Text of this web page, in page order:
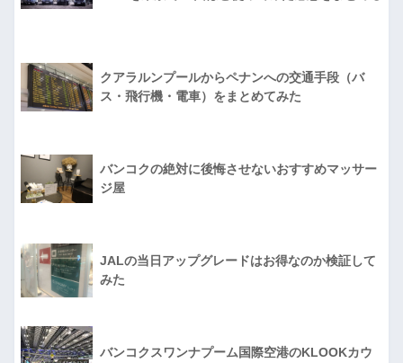
クアラルンプールからペナンへの交通手段（バ
ス・飛行機・電車）をまとめてみた
バンコクの絶対に後悔させないおすすめマッサー
ジ屋
JALの当日アップグレードはお得なのか検証して
みた
バンコクスワンナプーム国際空港のKLOOKカウ